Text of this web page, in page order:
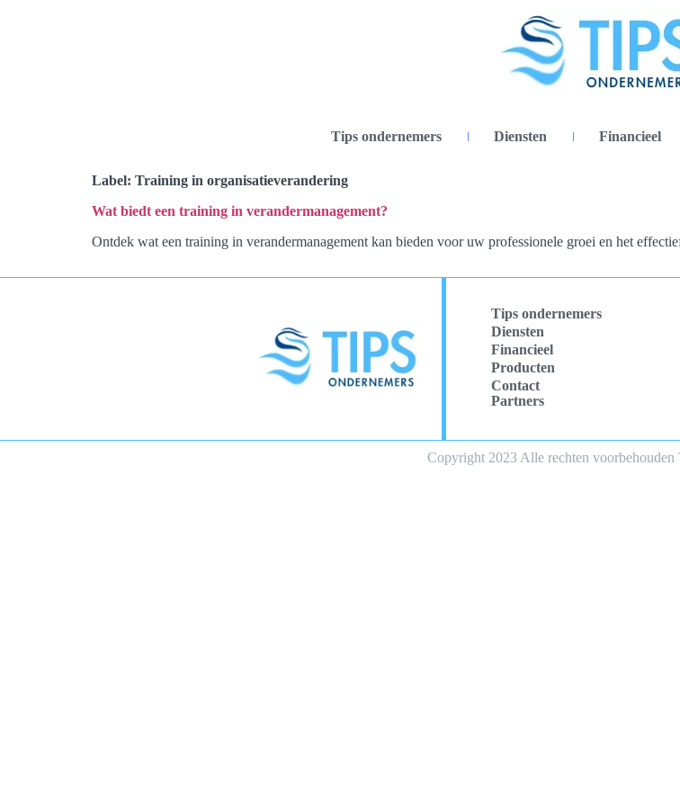
Tips ondernemers Diensten Financieel
Label: Training in organisatieverandering
Wat biedt een training in verandermanagement?
Ontdek wat een training in verandermanagement kan bieden voor uw professionele groei en het
Tips ondernemers
Diensten
Financieel
Producten
Contact
Partners
Copyright 2023 Alle rechten voorbehouden